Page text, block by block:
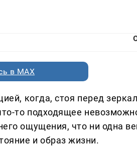
в MAX
когда, стоя перед
то подходящее
ощущения, что ни одна
и образ жизни.